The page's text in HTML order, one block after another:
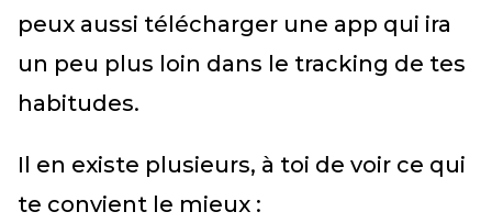
peux aussi télécharger une app qui ira
un peu plus loin dans le tracking de tes
habitudes.
Il en existe plusieurs, à toi de voir ce qui
te convient le mieux :